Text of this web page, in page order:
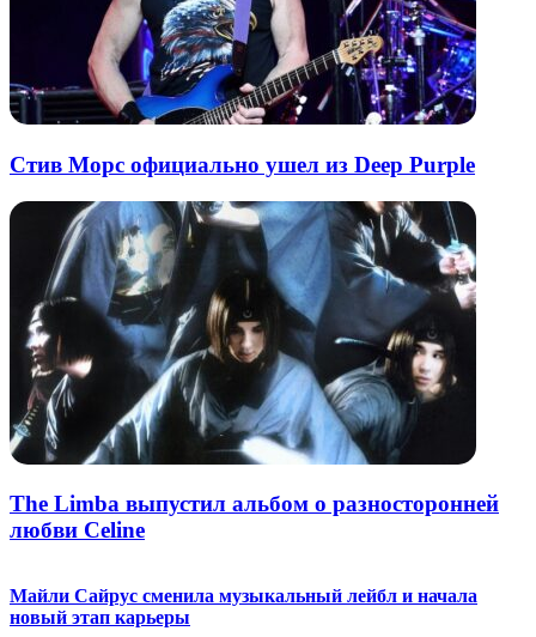
Стив Морс официально ушел из Deep Purple
The Limba выпустил альбом о разносторонней
любви Celine
Майли Сайрус сменила музыкальный лейбл и начала
новый этап карьеры